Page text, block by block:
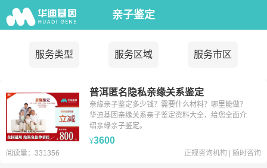
亲子鉴定
服务类型 服务区域 服务市区
普洱匿名隐私亲缘关系鉴定
亲缘亲子鉴定多少钱？需要什么材料？哪里能做？
华迪基因亲缘关系亲子鉴定资料大全，给您全面介
绍亲缘亲子鉴定。
¥3600
阅读量：331356 正规咨询机构 随时咨询